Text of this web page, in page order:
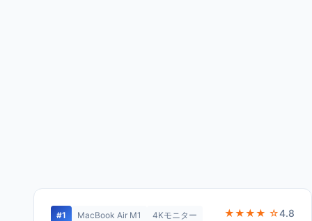
#1 MacBook Air M1 4Kモニター ★★★★ ☆4.8